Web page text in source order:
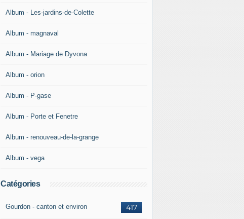
Album - Les-jardins-de-Colette
Album - magnaval
Album - Mariage de Dyvona
Album - orion
Album - P-gase
Album - Porte et Fenetre
Album - renouveau-de-la-grange
Album - vega
Catégories
417
Gourdon - canton et environ